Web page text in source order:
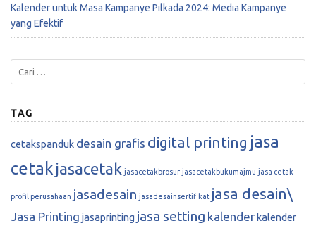
Kalender untuk Masa Kampanye Pilkada 2024: Media Kampanye
yang Efektif
TAG
cetakspanduk desain grafis digital printing jasa
cetak jasacetak jasacetakbrosur jasacetakbukumajmu jasa cetak
profil perusahaan jasadesain jasadesainsertifikat jasa desain\
Jasa Printing jasaprinting jasa setting kalender kalender